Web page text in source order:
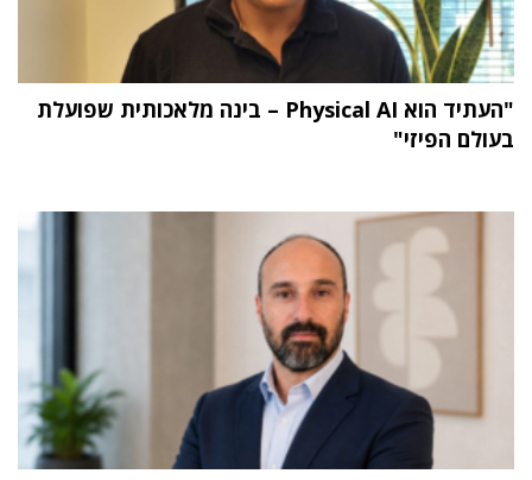
"העתיד הוא Physical AI – בינה מלאכותית שפועלת
בעולם הפיזי"